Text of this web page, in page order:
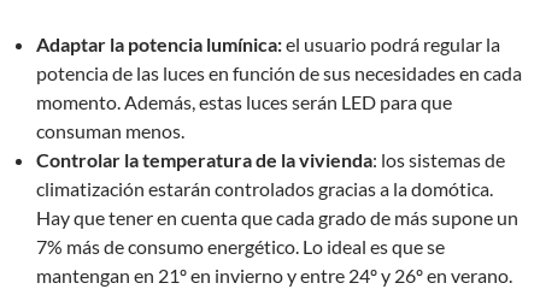
Adaptar la potencia lumínica:el usuario podrá regular la
potencia de las luces en función de sus necesidades en cada
momento. Además, estas luces serán LED para que
consuman menos.
Controlar la temperatura de la vivienda: los sistemas de
climatización estarán controlados gracias a la domótica.
Hay que tener en cuenta que cada grado de más supone un
7% más de consumo energético. Lo ideal es que se
mantengan en 21º en invierno y entre 24º y 26º en verano.